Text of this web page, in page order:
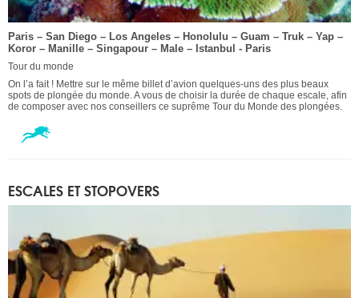
Paris – San Diego – Los Angeles – Honolulu – Guam – Truk – Yap –
Koror – Manille – Singapour – Male – Istanbul - Paris
Tour du monde
On l’a fait ! Mettre sur le même billet d’avion quelques-uns des plus beaux
spots de plongée du monde. A vous de choisir la durée de chaque escale, afin
de composer avec nos conseillers ce suprême Tour du Monde des plongées.
ESCALES ET STOPOVERS